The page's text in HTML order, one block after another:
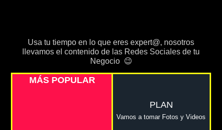
Usa tu tiempo en lo que eres expert@, nosotros
llevamos el contenido de las Redes Sociales de tu
Negocio 😉
MÁS POPULAR
PLAN
Vamos a tomar Fotos y Videos